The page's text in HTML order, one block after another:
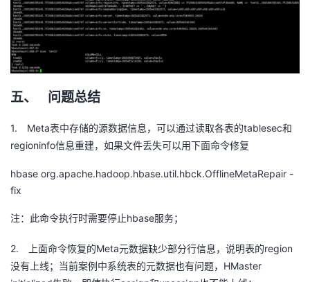
五、 问题总结
1. Meta表中存储的源数据信息，可以通过读取各表的tablesec和
regioninfo信息重建，如果文件丢失可以用下面命令修复
hbase org.apache.hadoop.hbase.util.hbck.OfflineMetaRepair -
fix
注：此命令执行时需要停止hbase服务；
2. 上面命令恢复的Meta元数据缺少部分行信息，说明表的region
没有上线；当前案例中系统表的元数据也有问题， HMaster